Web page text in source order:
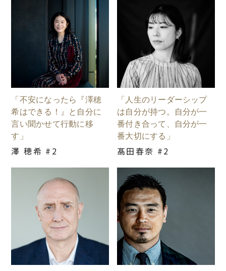
「不安になったら『澤穂
希はできる！』と自分に
言い聞かせて行動に移
す」
澤 穂希 #2
「人生のリーダーシップ
は自分が持つ。自分が一
番付き合って、自分が一
番大切にする」
髙田春奈 #2